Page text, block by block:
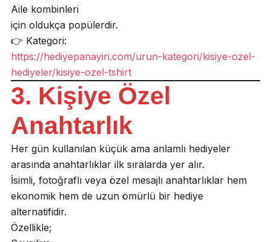
Aile kombinleri
için oldukça popülerdir.
👉 Kategori:
https://hediyepanayiri.com/urun-kategori/kisiye-ozel-
hediyeler/kisiye-ozel-tshirt
3. Kişiye Özel
Anahtarlık
Her gün kullanılan küçük ama anlamlı hediyeler
arasında anahtarlıklar ilk sıralarda yer alır.
İsimli, fotoğraflı veya özel mesajlı anahtarlıklar hem
ekonomik hem de uzun ömürlü bir hediye
alternatifidir.
Özellikle;